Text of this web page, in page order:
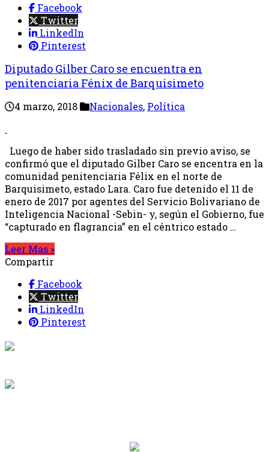
Facebook
Twitter
LinkedIn
Pinterest
Diputado Gilber Caro se encuentra en
penitenciaria Fénix de Barquisimeto
4 marzo, 2018 Nacionales, Política
Luego de haber sido trasladado sin previo aviso, se
confirmó que el diputado Gilber Caro se encentra en la
comunidad penitenciaria Félix en el norte de
Barquisimeto, estado Lara. Caro fue detenido el 11 de
enero de 2017 por agentes del Servicio Bolivariano de
Inteligencia Nacional -Sebin- y, según el Gobierno, fue
“capturado en flagrancia” en el céntrico estado …
Leer Mas »
Compartir
Facebook
Twitter
LinkedIn
Pinterest